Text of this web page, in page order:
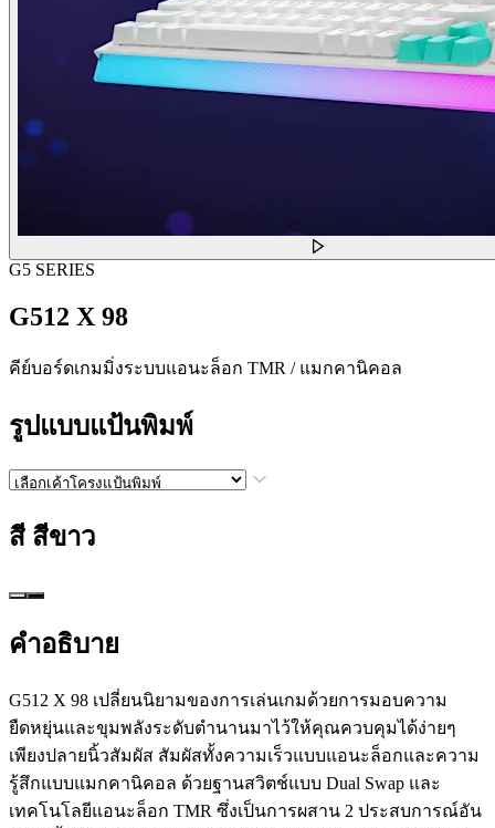
G5 SERIES
G512 X 98
คีย์บอร์ดเกมมิ่งระบบแอนะล็อก TMR / แมกคานิคอล
รูปแบบแป้นพิมพ์
สี สีขาว
คำอธิบาย
G512 X 98 เปลี่ยนนิยามของการเล่นเกมด้วยการมอบความ
ยืดหยุ่นและขุมพลังระดับตำนานมาไว้ให้คุณควบคุมได้ง่ายๆ
เพียงปลายนิ้วสัมผัส สัมผัสทั้งความเร็วแบบแอนะล็อกและความ
รู้สึกแบบแมกคานิคอล ด้วยฐานสวิตช์แบบ Dual Swap และ
เทคโนโลยีแอนะล็อก TMR ซึ่งเป็นการผสาน 2 ประสบการณ์อัน